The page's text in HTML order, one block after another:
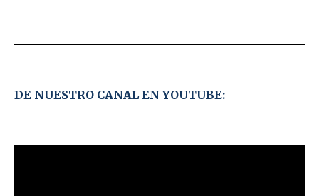
DE NUESTRO CANAL EN YOUTUBE: